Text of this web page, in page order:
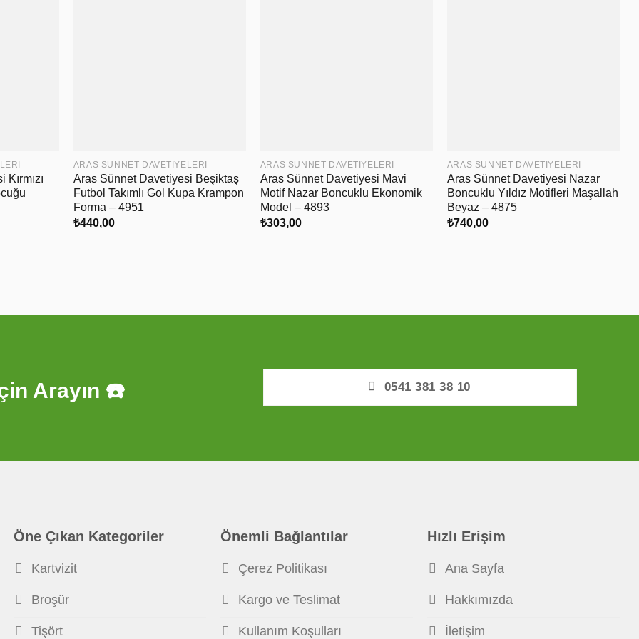
ARAS SÜNNET DAVETIYELERI
Aras Sünnet Davetiyesi Beşiktaş
Futbol Takımlı Gol Kupa Krampon
Forma – 4951
₺440,00
ARAS SÜNNET DAVETIYELERI
Aras Sünnet Davetiyesi Mavi
Motif Nazar Boncuklu Ekonomik
Model – 4893
₺303,00
ARAS SÜNNET DAVETIYELERI
Aras Sünnet Davetiyesi Nazar
Boncuklu Yıldız Motifleri Maşallah
Beyaz – 4875
₺740,00
Arayın ☎️ 0541 381 38 10
Öne Çıkan Kategoriler
Kartvizit
Broşür
Tişört
Önemli Bağlantılar
Çerez Politikası
Kargo ve Teslimat
Kullanım Koşulları
Hızlı Erişim
Ana Sayfa
Hakkımızda
İletişim